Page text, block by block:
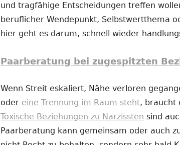
und tragfähige Entscheidungen treffen
beruflicher Wendepunkt, Selbstwertthema
hier geht es darum, schnell wieder
Paarberatung bei zugespitzten
Wenn Streit eskaliert, Nähe verloren
oder eine Trennung im Raum steht, braucht
Toxische Beziehungen zu Narzissten sind
Paarberatung kann gemeinsam oder auch